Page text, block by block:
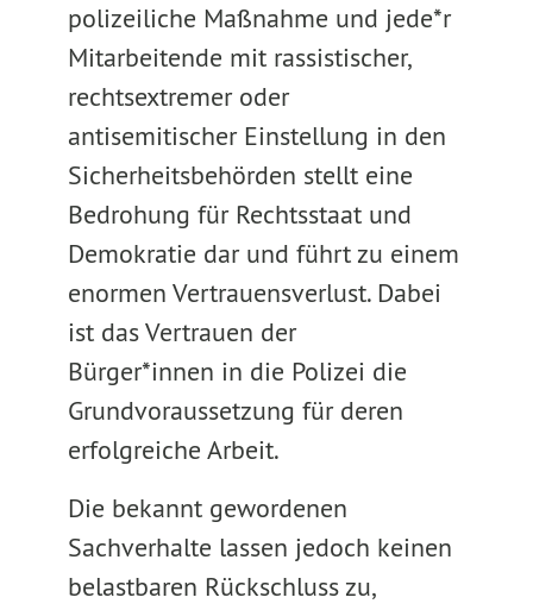
polizeiliche Maßnahme und jede*r
Mitarbeitende mit rassistischer,
rechtsextremer oder
antisemitischer Einstellung in den
Sicherheitsbehörden stellt eine
Bedrohung für Rechtsstaat und
Demokratie dar und führt zu einem
enormen Vertrauensverlust. Dabei
ist das Vertrauen der
Bürger*innen in die Polizei die
Grundvoraussetzung für deren
erfolgreiche Arbeit.
Die bekannt gewordenen
Sachverhalte lassen jedoch keinen
belastbaren Rückschluss zu,